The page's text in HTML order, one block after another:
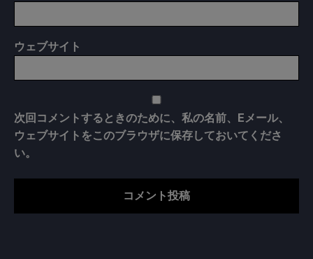
ウェブサイト
次回コメントするときのために、私の名前、Eメール、
ウェブサイトをこのブラウザに保存しておいてくださ
い。